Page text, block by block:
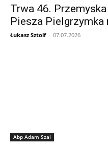
Trwa 46.
Piesza Pielgrzymka
Łukasz Sztolf - 07.07.2026
Abp Adam Szal